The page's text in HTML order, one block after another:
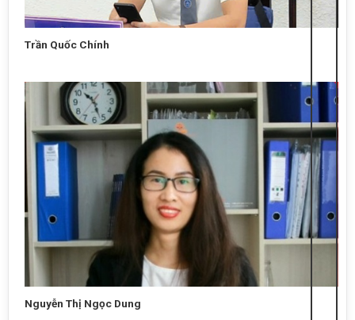
Trần Quốc Chính
Nguyễn Thị Ngọc Dung